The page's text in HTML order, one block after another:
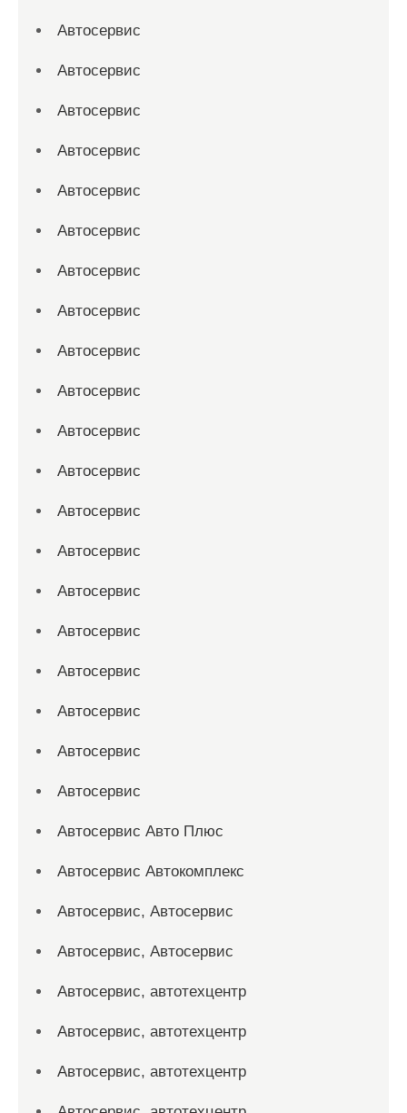
Автосервис
Автосервис
Автосервис
Автосервис
Автосервис
Автосервис
Автосервис
Автосервис
Автосервис
Автосервис
Автосервис
Автосервис
Автосервис
Автосервис
Автосервис
Автосервис
Автосервис
Автосервис
Автосервис
Автосервис
Автосервис Авто Плюс
Автосервис Автокомплекс
Автосервис, Автосервис
Автосервис, Автосервис
Автосервис, автотехцентр
Автосервис, автотехцентр
Автосервис, автотехцентр